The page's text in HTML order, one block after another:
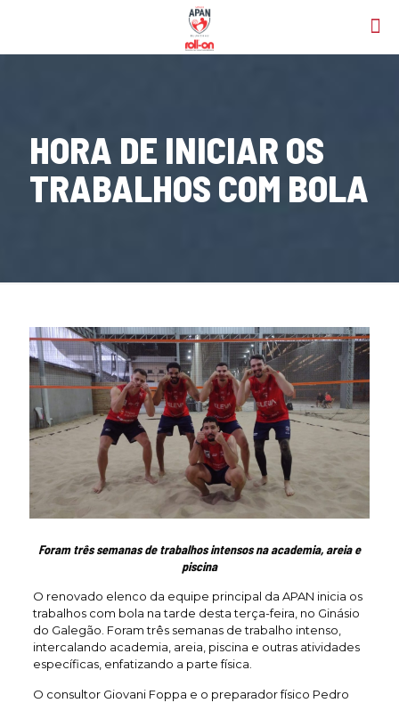
HORA DE INICIAR OS
TRABALHOS COM BOLA
Foram três semanas de trabalhos intensos na academia, areia e
piscina
O renovado elenco da equipe principal da APAN inicia os
trabalhos com bola na tarde desta terça-feira, no Ginásio
do Galegão. Foram três semanas de trabalho intenso,
intercalando academia, areia, piscina e outras atividades
específicas, enfatizando a parte física.
O consultor Giovani Foppa e o preparador físico Pedro